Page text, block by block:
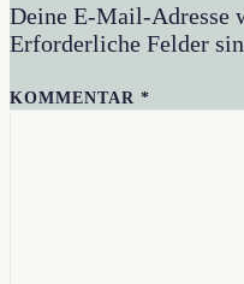
Deine E-Mail-Adresse
Erforderliche Felder
KOMMENTAR*